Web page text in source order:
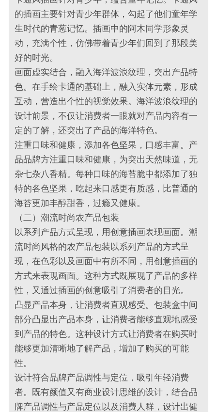
的插画主要针对青少年群体，勾起了他们童年学
生时代的青葱记忆。插画中的阿木同学形象灵
动，充满个性，仿佛带着青少年们回到了那段美
好的时光。
画面虚实结合，融入海洋波浪纹理，突出产品特
色。在手绘卡通的基础上，融入实体元素，形成
互动，营造出个性的视觉效果。海洋波浪纹理的
设计前景，不仅让消费者一眼就对产品内容有一
定的了解，还突出了产品的海洋特色。
注重口味和健康，添加各色坚果，口感丰富。产
品品牌方注重口味和健康，为突出天然味道，无
杂七杂八香精。每种口味的海苔脆中都添加了独
特的各色坚果，吃起来口感更有质感，比普通的
海苔更加丰醇甜香，过瘾又健康。
（二）潮流时尚农产品包装
以系列产品方式呈现，用创意插画表现画面。潮
流时尚风格的农产品包装以系列产品的方式呈
现，在色彩以及画面中有所不同，用创意插画的
方式来表现画面。这种方式既展现了产品的多样
性，又通过插画的创意吸引了消费者的目光。
凸显产品本身，让消费者直观感受。包装盒中间
部分凸显出产品本身，让消费者能够直观地感受
到产品的特色。这种设计方式让消费者在购买时
能够更加清晰地了解产品，增加了购买的可能
性。
设计符合品牌产品调性与定位，吸引年轻消费
者。既有颜值又有商业设计思维的设计，结合品
牌产品调性与产品定位以及消费人群，设计出健